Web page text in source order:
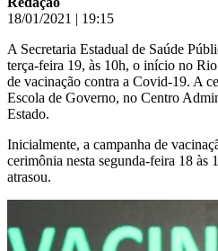
18/01/2021 | 19:15
A Secretaria Estadual de Saúde
terça-feira 19, às 10h, o início no
de vacinação contra a Covid-19. A
Escola de Governo, no Centro
Estado.
Inicialmente, a campanha de
cerimônia nesta segunda-feira 18 às
atrasou.